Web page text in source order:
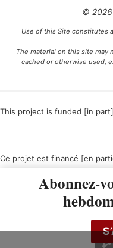
© 2026
Use of this Site constitutes
The material on this site
cached or otherwise used,
This project is funded [in
Ce projet est financé [en
Abonnez-